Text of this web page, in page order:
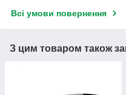
Всі умови повернення
З цим товаром також